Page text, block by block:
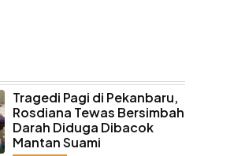
Tragedi Pagi di Pekanbaru,
Rosdiana Tewas Bersimbah
Darah Diduga Dibacok
Mantan Suami